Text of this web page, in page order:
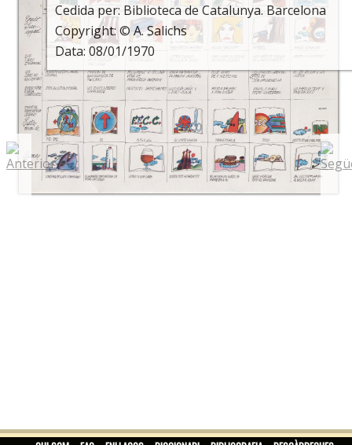
Cedida per: Biblioteca de Catalunya. Barcelona
Copyright: © A. Salichs
Data: 08/01/1970